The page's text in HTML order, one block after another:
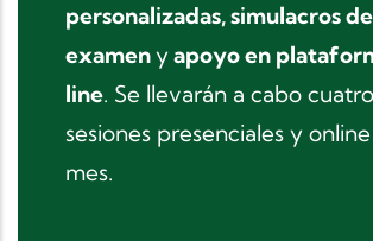
personalizadas, simulacros de
examenyapoyo en
line. Se llevarán a cabo cuatro
sesiones presenciales y
mes.